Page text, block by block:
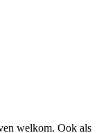
welkom. Ook als